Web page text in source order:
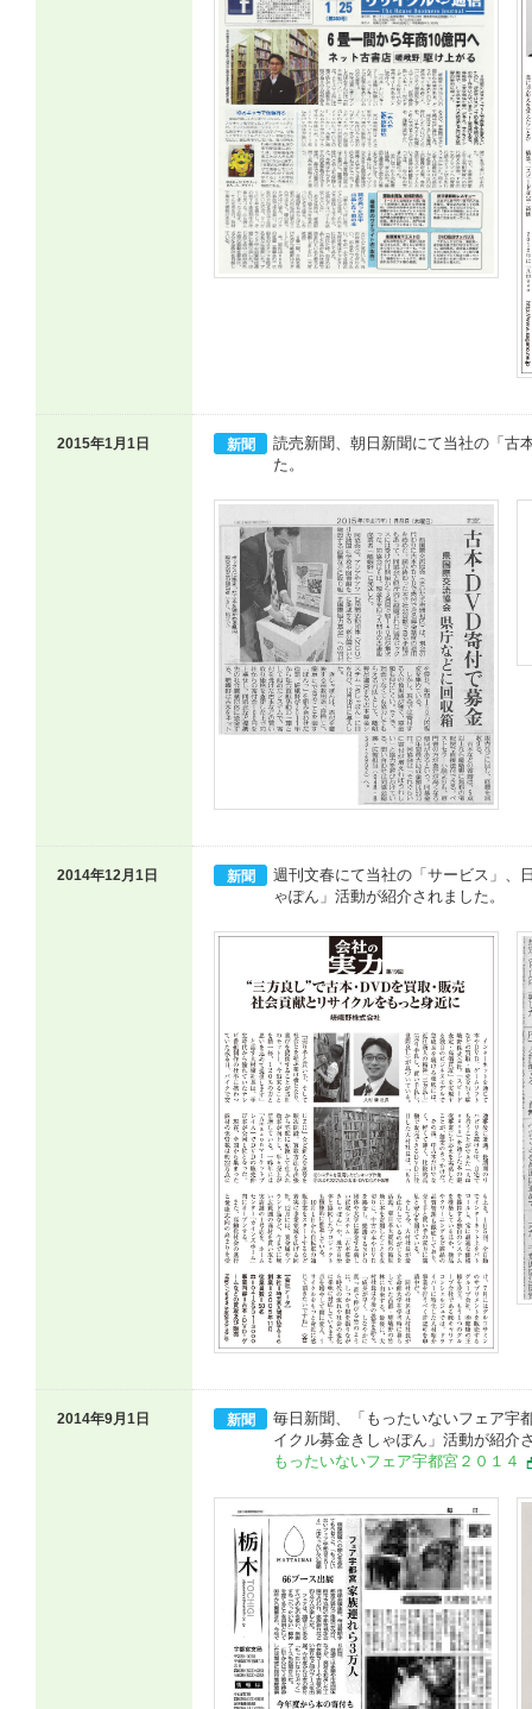
2015年1月1日 新聞
読売新聞、朝日新聞にて当社の「古
た。
2014年12月1日 新聞
週刊文春にて当社の「サービス」、
ゃぽん」活動が紹介されました。
2014年9月1日 新聞
毎日新聞、「もったいないフェア宇
イクル募金きしゃぽん」活動が紹介
もったいないフェア宇都宮２０１４